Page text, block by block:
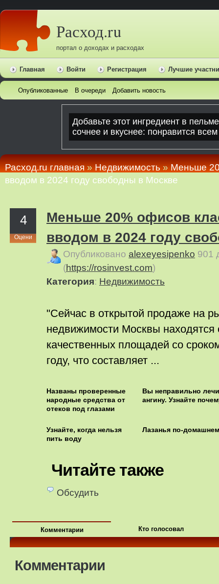
Расход.ru
портал о доходах и расходах
Главная Войти Регистрация Лучшие
Опубликованные В очереди Добавить новость
Расход.ru главная»Недвижимость»Меньше
вводом в 2024 году свободны в Москве
4
Оцени
Меньше 20% офисов
вводом в 2024 году
Опубликовано alexeyesipenko 901
(https://rosinvest.com)
Категория: Недвижимость
"Сейчас в открытой продаже на
недвижимости Москвы находятся
качественных площадей со
году, что составляет ...
Названы проверенные
народные средства от
отеков под глазами
Вы неправильно
ангину. Узнайте
Узнайте, когда нельзя
пить воду
Лазанья по-
Читайте также
Обсудить
Комментарии Кто голосовал
Комментарии